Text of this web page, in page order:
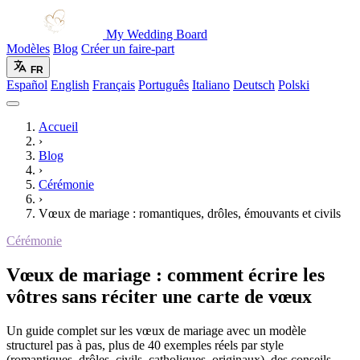
My Wedding Board
Modèles Blog Créer un faire-part
FR
Español English Français Português Italiano Deutsch Polski
Accueil
›
Blog
›
Cérémonie
›
Vœux de mariage : romantiques, drôles, émouvants et civils
Cérémonie
Vœux de mariage : comment écrire les
vôtres sans réciter une carte de vœux
Un guide complet sur les vœux de mariage avec un modèle
structurel pas à pas, plus de 40 exemples réels par style